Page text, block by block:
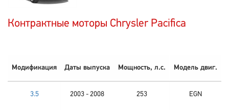
Контрактные моторы Chrysler Pacifica
Модификация Даты выпуска Мощность, л.с. Модель двиг.
3.5 2003 - 2008 253 EGN